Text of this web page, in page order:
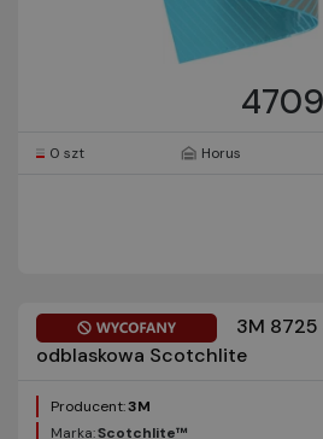
0 szt Horus
3M
odblaskowa Scotchlite
Producent:3M
Marka:Scotchlite™